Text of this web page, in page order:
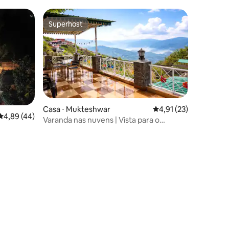
de uma avaliação média de 5, 44 avaliações
4,89 (44)
Superhost
Superhost
Casa ⋅ Mukteshwar 4,91 de uma
4,91 (23)
Varanda nas nuvens | Vista para o